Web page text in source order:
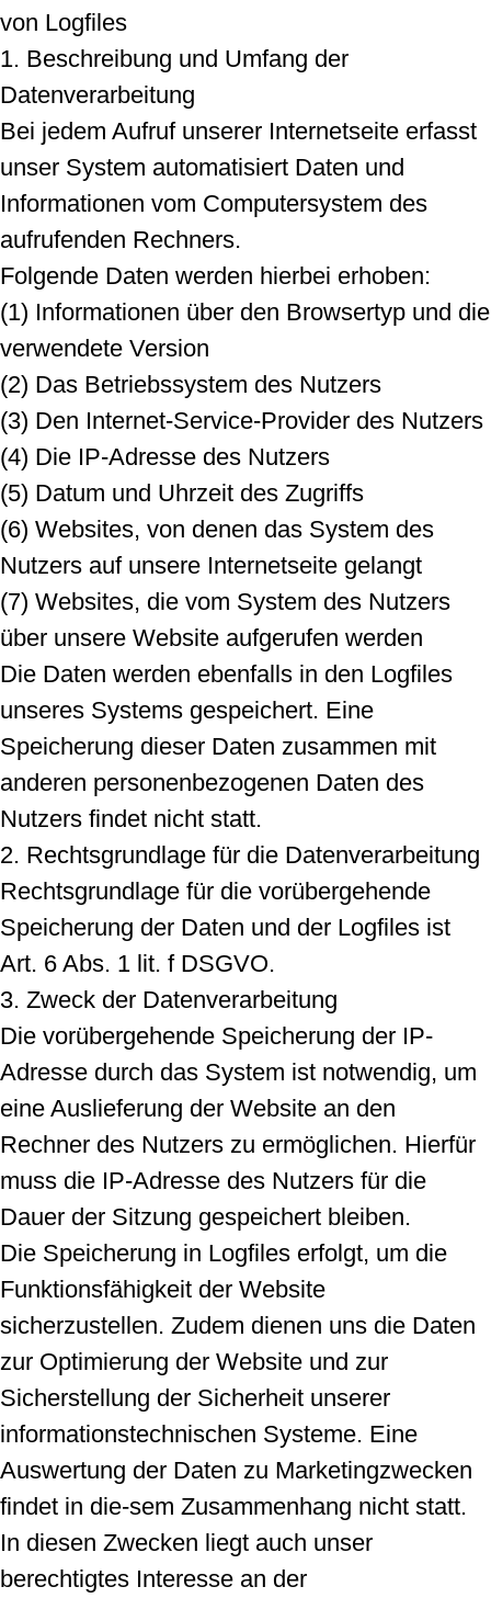
von Logfiles
1. Beschreibung und Umfang der
Datenverarbeitung
Bei jedem Aufruf unserer Internetseite erfasst
unser System automatisiert Daten und
Informationen vom Computersystem des
aufrufenden Rechners.
Folgende Daten werden hierbei erhoben:
(1) Informationen über den Browsertyp und die
verwendete Version
(2) Das Betriebssystem des Nutzers
(3) Den Internet-Service-Provider des Nutzers
(4) Die IP-Adresse des Nutzers
(5) Datum und Uhrzeit des Zugriffs
(6) Websites, von denen das System des
Nutzers auf unsere Internetseite gelangt
(7) Websites, die vom System des Nutzers
über unsere Website aufgerufen werden
Die Daten werden ebenfalls in den Logfiles
unseres Systems gespeichert. Eine
Speicherung dieser Daten zusammen mit
anderen personenbezogenen Daten des
Nutzers findet nicht statt.
2. Rechtsgrundlage für die Datenverarbeitung
Rechtsgrundlage für die vorübergehende
Speicherung der Daten und der Logfiles ist
Art. 6 Abs. 1 lit. f DSGVO.
3. Zweck der Datenverarbeitung
Die vorübergehende Speicherung der IP-
Adresse durch das System ist notwendig, um
eine Auslieferung der Website an den
Rechner des Nutzers zu ermöglichen. Hierfür
muss die IP-Adresse des Nutzers für die
Dauer der Sitzung gespeichert bleiben.
Die Speicherung in Logfiles erfolgt, um die
Funktionsfähigkeit der Website
sicherzustellen. Zudem dienen uns die Daten
zur Optimierung der Website und zur
Sicherstellung der Sicherheit unserer
informationstechnischen Systeme. Eine
Auswertung der Daten zu Marketingzwecken
findet in die-sem Zusammenhang nicht statt.
In diesen Zwecken liegt auch unser
berechtigtes Interesse an der